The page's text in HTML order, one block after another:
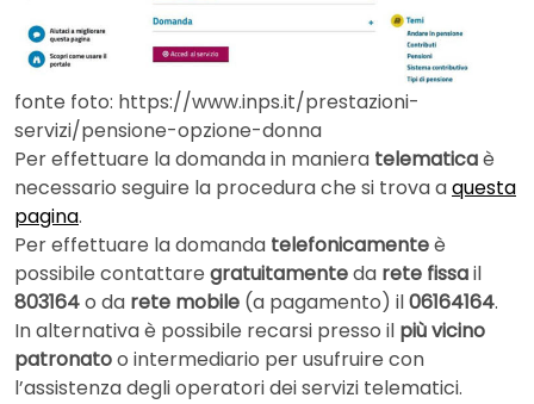
fonte foto: https://www.inps.it/prestazioni-
servizi/pensione-opzione-donna
Per effettuare la domanda in maniera telematicaè
necessario seguire la procedura che si trova aquesta
pagina.
Per effettuare la domanda telefonicamenteè
possibile contattare gratuitamenteda rete fissail
803164o da rete mobile (a pagamento) il06164164.
In alternativa è possibile recarsi presso il più vicino
patronatoo intermediario per usufruire con
l’assistenza degli operatori dei servizi telematici.